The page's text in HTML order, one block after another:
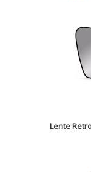
Lente